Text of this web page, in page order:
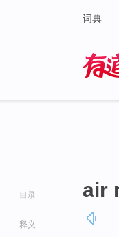
词典
目录
释义
air